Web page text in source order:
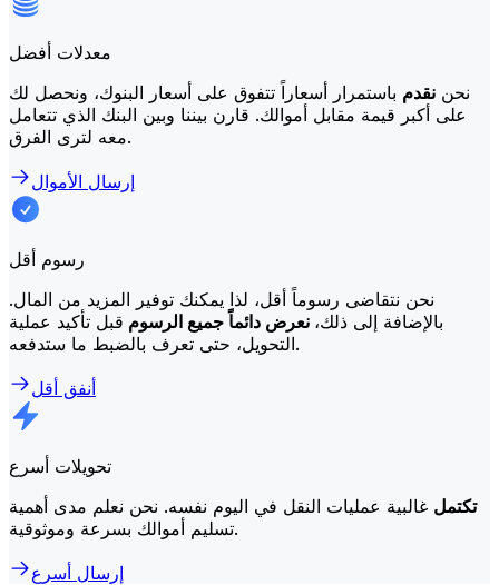
معدلات أفضل
نحن نقدم باستمرار أسعاراً تتفوق على أسعار البنوك، ونحصل لك
على أكبر قيمة مقابل أموالك. قارن بيننا وبين البنك الذي تتعامل
معه لترى الفرق.
إرسال الأموال
رسوم أقل
نحن نتقاضى رسوماً أقل، لذا يمكنك توفير المزيد من المال.
بالإضافة إلى ذلك، نعرض دائماً جميع الرسوم قبل تأكيد عملية
التحويل، حتى تعرف بالضبط ما ستدفعه.
أنفق أقل
تحويلات أسرع
تكتمل غالبية عمليات النقل في اليوم نفسه. نحن نعلم مدى أهمية
تسليم أموالك بسرعة وموثوقية.
إرسال أسرع